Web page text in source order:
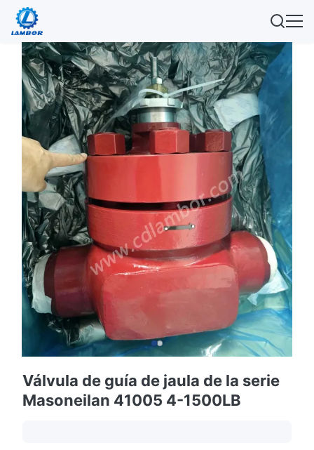
Válvula de guía de jaula de la serie
Masoneilan 41005 4-1500LB